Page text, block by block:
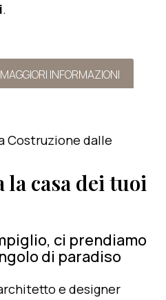
.
INFORMAZIONI
la casa dei tuoi
ci prendiamo
di paradiso
e designer